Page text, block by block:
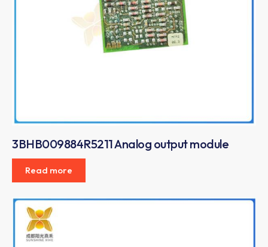
3BHB009884R5211 Analog output module
Read more